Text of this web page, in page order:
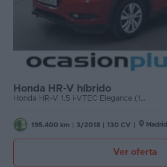
Honda HR-V híbrido
Honda HR-V 1.5 i-VTEC Elegance (130 CV)
195.400 km 3/2018 130 CV Madrid
Ver oferta